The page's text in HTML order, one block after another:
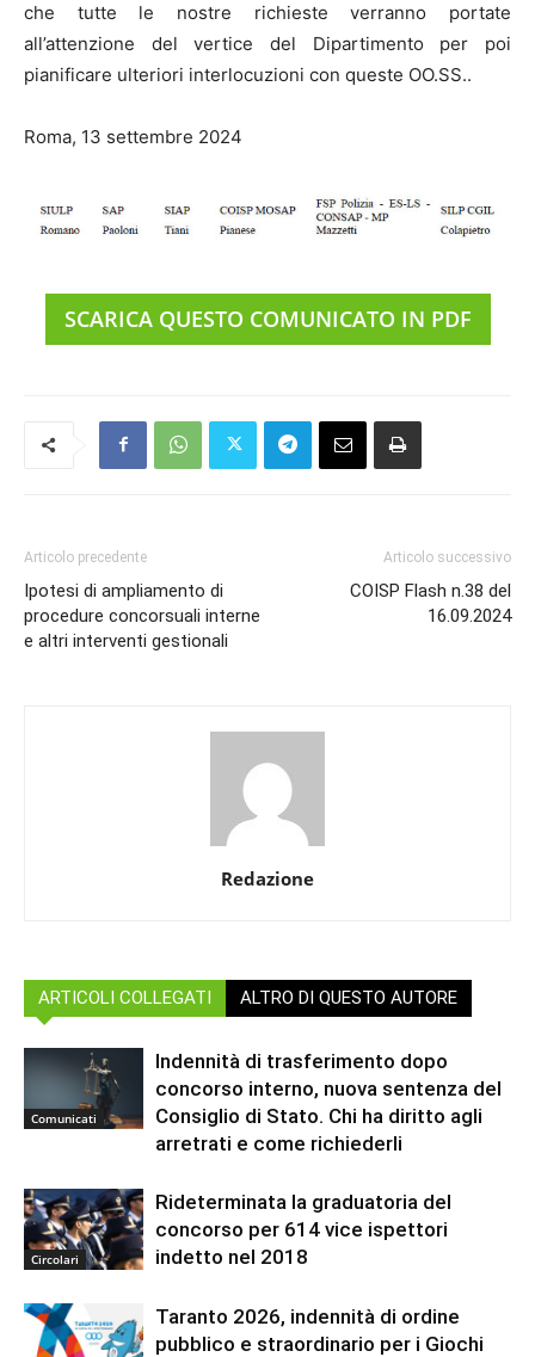
che tutte le nostre richieste verranno portate
all’attenzione del vertice del Dipartimento per poi
pianificare ulteriori interlocuzioni con queste OO.SS..
Roma, 13 settembre 2024
SCARICA QUESTO COMUNICATO IN PDF
Articolo precedente
Ipotesi di ampliamento di
procedure concorsuali interne
e altri interventi gestionali
Articolo successivo
COISP Flash n.38 del
16.09.2024
Redazione
ARTICOLI COLLEGATI ALTRO DI QUESTO AUTORE
Comunicati
Indennità di trasferimento dopo
concorso interno, nuova sentenza del
Consiglio di Stato. Chi ha diritto agli
arretrati e come richiederli
Circolari
Rideterminata la graduatoria del
concorso per 614 vice ispettori
indetto nel 2018
Taranto 2026, indennità di ordine
pubblico e straordinario per i Giochi